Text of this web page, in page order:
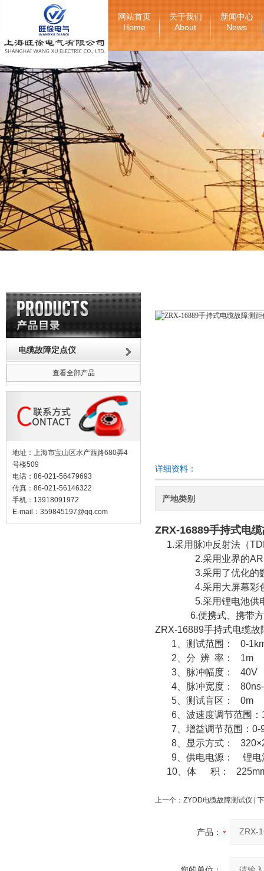
网站首页
Home
关于我们
About
新闻中心
News
电缆故障定点仪
查看全部产品
地址：上海市宝山区水产西路680弄4
号楼509
电话：86-021-56479693
传真：86-021-56146322
手机：13918091972
E-mail： 359845197@qq.com
详细资料：
产地类别
ZRX-16889手持式电
1.采用脉冲反射法（
2.采用业界的ARM处
3.采用了优化的
4.采用大屏幕彩
5.采用锂电池供
6.便携式、携带
ZRX-16889手持式电缆故
1 、测试范围：
0-
2 、分 辨 率： 1m
3 、脉冲幅度：
40V
4 、脉冲宽度：
5 、测试盲区：
0m
6 、波速度调节范围：
7 、增益调节范围： 0-
8 、显示方式：
9 、供电电源：
锂电
10 、体 积：
上一个： ZYDD电缆故障测试仪 |
产品：